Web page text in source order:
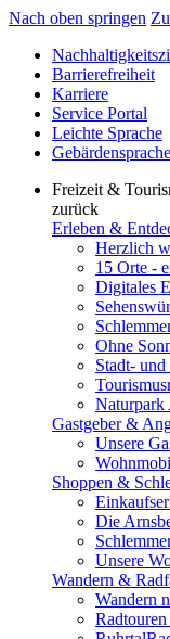
Nach oben springen
Barrierefreiheit
Karriere
Service Portal
Leichte Sprache
Gebärdensprache
Freizeit &
zurück
Erleben &
Herzlich
15 Orte -
Digitales
Ohne
Stadt-
Naturpark
Gastgeber &
Unsere
Shoppen &
Die
Unsere
Wandern &
Wandern